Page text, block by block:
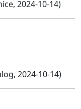
2024-10-14)
2024-10-14)